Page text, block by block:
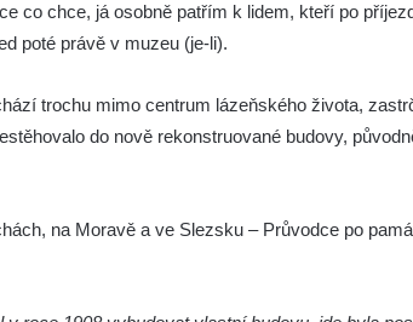
co chce, já osobně patřím k lidem, kteří po
poté právě v muzeu (je-li).
trochu mimo centrum lázeňského života,
do nově rekonstruované budovy,
na Moravě a ve Slezsku – Průvodce po